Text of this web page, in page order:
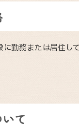
に勤務または居住し
て